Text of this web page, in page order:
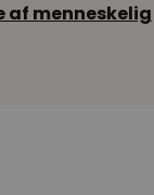
af menneskelig